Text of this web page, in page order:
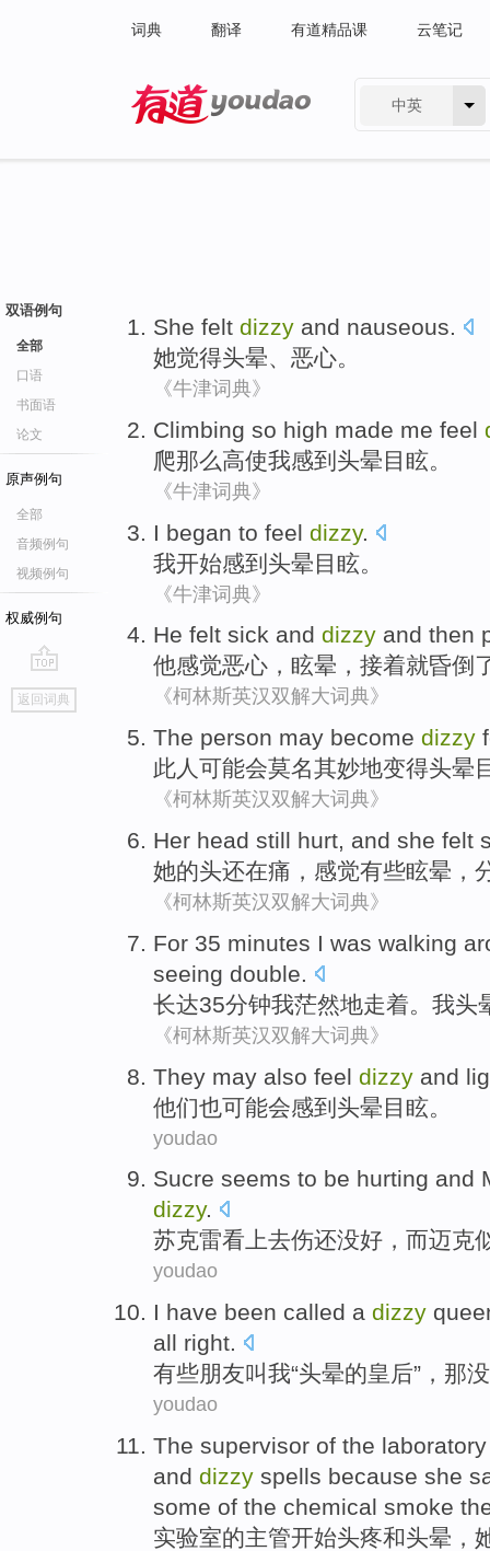
词典 翻译 有道精品课 云笔记
中英
双语例句
全部
口语
书面语
论文
原声例句
全部
音频例句
视频例句
权威例句
go
top
返回词典
She felt dizzy and nauseous.
她觉得头晕、 恶心。
《牛津词典》
Climbing so high made me feel
爬那么高使我感到 头晕目眩。
《牛津词典》
I began to feel dizzy.
我开始感到 头晕目眩。
《牛津词典》
He felt sick and dizzy and then
他感觉恶心 ， 眩晕 ， 接着就昏倒
《柯林斯英汉双解大词典》
The person may become dizzy
此人 可能会莫名其妙地变得头晕
《柯林斯英汉双解大词典》
Her head still hurt, and she felt
她的头还在痛 ， 感觉有些眩晕 ，
《柯林斯英汉双解大词典》
For 35 minutes I was walking
seeing double.
长达35分钟我茫然地走着。我头
《柯林斯英汉双解大词典》
They may also feel dizzy and
他们也可能会感到 头晕目眩。
youdao
Sucre seems to be hurting and
dizzy.
苏克雷看上去伤还没好， 而迈克
youdao
I have been called a dizzy
all right.
有些朋友叫我“头晕的皇后”， 那
youdao
The supervisor of the laboratory
and dizzy spells because she
some of the chemical smoke
实验室的主管开始头疼和头晕 ，